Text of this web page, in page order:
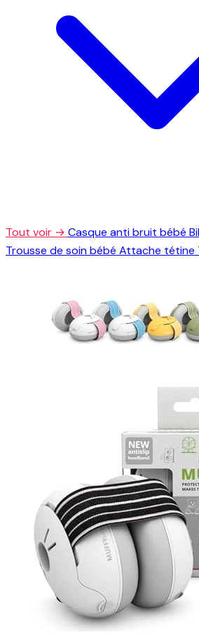
Tout voir → Casque anti bruit bébé
Trousse de soin bébé Attache tétine